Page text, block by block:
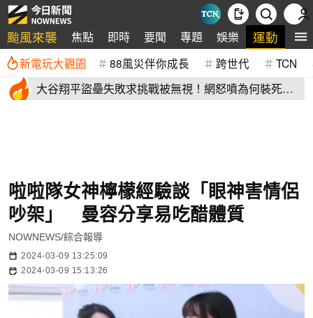
颱風來襲 焦點 即時 要聞 專題 娛樂 運動 全
新電玩大觀園 88風災伴你成長 跨世代 TCN
大谷翔平盜壘失敗求挑戰被無視！網怒噴為何裝死？
啦啦隊女神檸檬經驗談「眼神害情侶
吵架」 曼容分享易吃醋體質
NOWNEWS/綜合報導
2024-03-09 13:25:09
2024-03-09 15:13:26